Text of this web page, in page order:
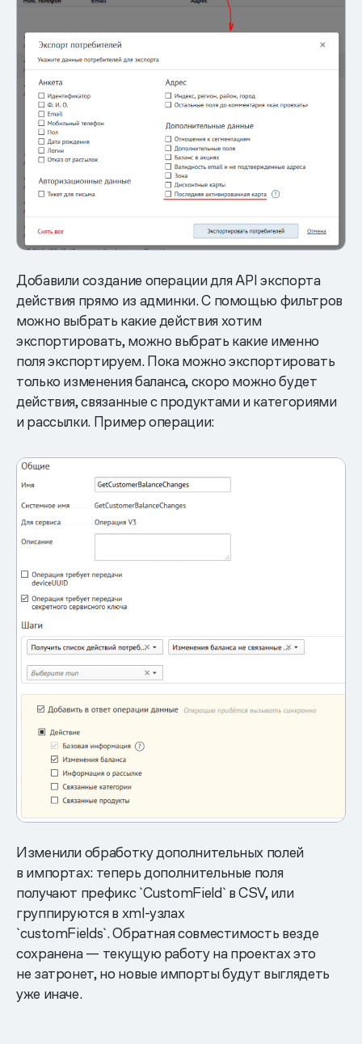
Добавили создание операции для API экспорта
действия прямо из админки. С помощью фильтров
можно выбрать какие действия хотим
экспортировать, можно выбрать какие именно
поля экспортируем. Пока можно экспортировать
только изменения баланса, скоро можно будет
действия, связанные с продуктами и категориями
и рассылки. Пример операции:
Изменили обработку дополнительных полей
в импортах: теперь дополнительные поля
получают префикс `CustomField` в CSV, или
группируются в xml-узлах
`customFields`. Обратная совместимость везде
сохранена — текущую работу на проектах это
не затронет, но новые импорты будут выглядеть
уже иначе.